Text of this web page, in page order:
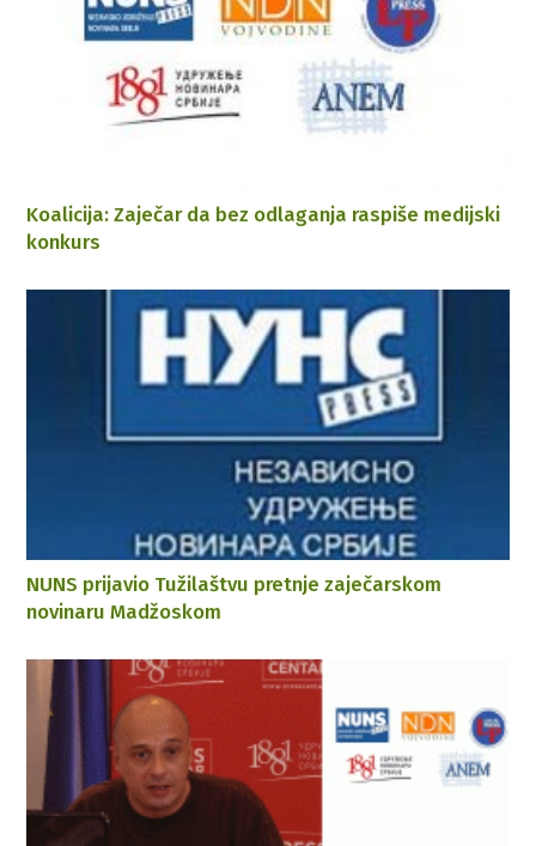
Koalicija: Zaječar da bez odlaganja raspiše medijski
konkurs
NUNS prijavio Tužilaštvu pretnje zaječarskom
novinaru Madžoskom